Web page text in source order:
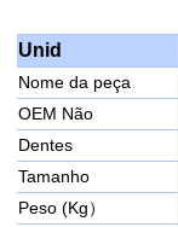
Unid
Nome da peça
OEM Não
Dentes
Tamanho
Peso (Kg）